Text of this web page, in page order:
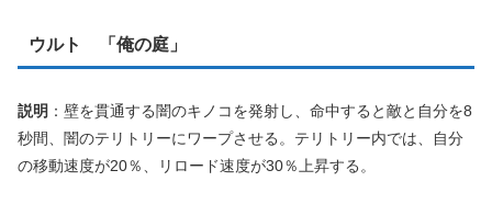
ウルト 「俺の庭」
説明 ：壁を貫通する闇のキノコを発射し、命中すると敵と自分を8
秒間、闇のテリトリーにワープさせる。テリトリー内では、自分
の移動速度が20％、リロード速度が30％上昇する。